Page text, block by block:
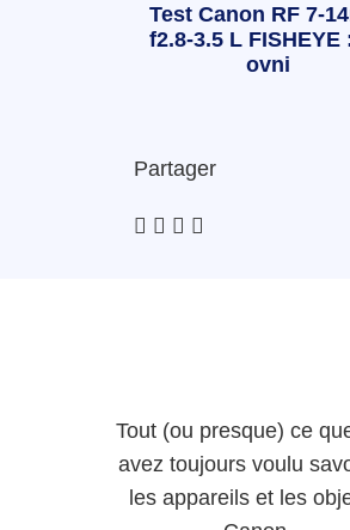
Test Canon RF 7-
f2.8-3.5 L FISHEYE
ovni
Partager
Tout (ou presque) ce
avez toujours voulu
les appareils et les